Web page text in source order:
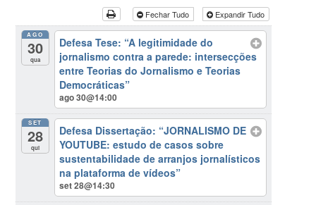
Fechar Tudo Expandir Tudo
AGO
30
qua
Defesa Tese: “A legitimidade do
jornalismo contra a parede: intersecções
entre Teorias do Jornalismo e Teorias
Democráticas”
ago 30@14:00
SET
28
qui
Defesa Dissertação: “JORNALISMO DE
YOUTUBE: estudo de casos sobre
sustentabilidade de arranjos jornalísticos
na plataforma de vídeos”
set 28@14:30